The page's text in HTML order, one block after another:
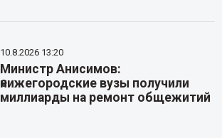
10.8.2026 13:20
Министр Анисимов:
нижегородские вузы получили
миллиарды на ремонт общежитий